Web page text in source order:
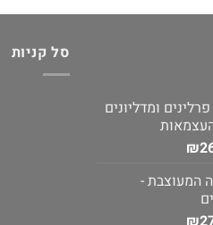
ומדליונים
₪
המעוצבת -
סל קניות